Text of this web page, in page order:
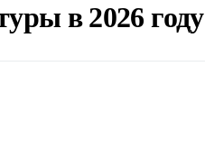
в 2026 году